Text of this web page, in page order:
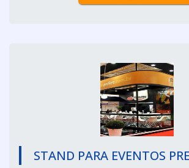
STAND PARA EVENTOS